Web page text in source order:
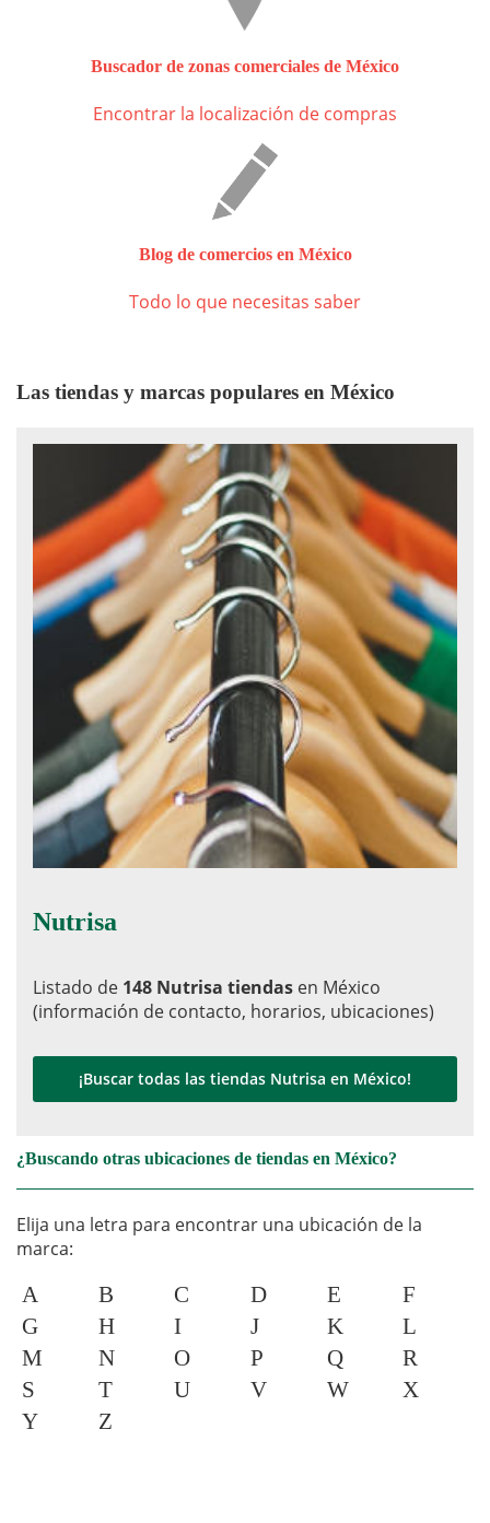
Buscador de zonas comerciales de México
Encontrar la localización de compras
Blog de comercios en México
Todo lo que necesitas saber
Las tiendas y marcas populares en México
Nutrisa
Listado de 148 Nutrisa tiendas en México
(información de contacto, horarios, ubicaciones)
¡Buscar todas las tiendas Nutrisa en México!
¿Buscando otras ubicaciones de tiendas en México?
Elija una letra para encontrar una ubicación de la
marca:
A B C D E
F
G
H I J K
L
M
N O P Q
R
S
T U V W
X
Y
Z